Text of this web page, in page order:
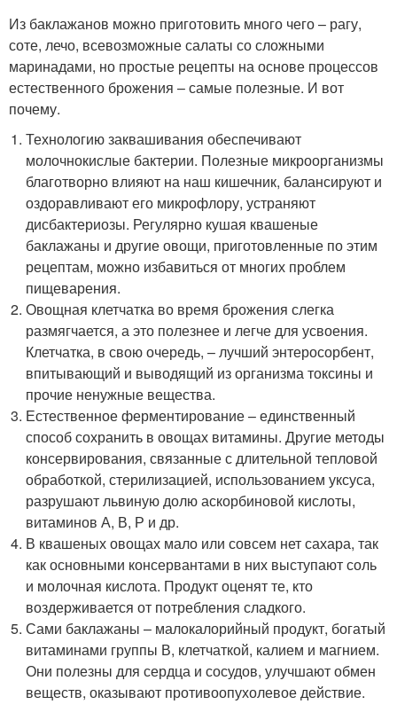
Из баклажанов можно приготовить много чего – рагу,
соте, лечо, всевозможные салаты со сложными
маринадами, но простые рецепты на основе процессов
естественного брожения – самые полезные. И вот
почему.
Технологию заквашивания обеспечивают
молочнокислые бактерии. Полезные микроорганизмы
благотворно влияют на наш кишечник, балансируют и
оздоравливают его микрофлору, устраняют
дисбактериозы. Регулярно кушая квашеные
баклажаны и другие овощи, приготовленные по этим
рецептам, можно избавиться от многих проблем
пищеварения.
Овощная клетчатка во время брожения слегка
размягчается, а это полезнее и легче для усвоения.
Клетчатка, в свою очередь, – лучший энтеросорбент,
впитывающий и выводящий из организма токсины и
прочие ненужные вещества.
Естественное ферментирование – единственный
способ сохранить в овощах витамины. Другие методы
консервирования, связанные с длительной тепловой
обработкой, стерилизацией, использованием уксуса,
разрушают львиную долю аскорбиновой кислоты,
витаминов А, В, Р и др.
В квашеных овощах мало или совсем нет сахара, так
как основными консервантами в них выступают соль
и молочная кислота. Продукт оценят те, кто
воздерживается от потребления сладкого.
Сами баклажаны – малокалорийный продукт, богатый
витаминами группы В, клетчаткой, калием и магнием.
Они полезны для сердца и сосудов, улучшают обмен
веществ, оказывают противоопухолевое действие.